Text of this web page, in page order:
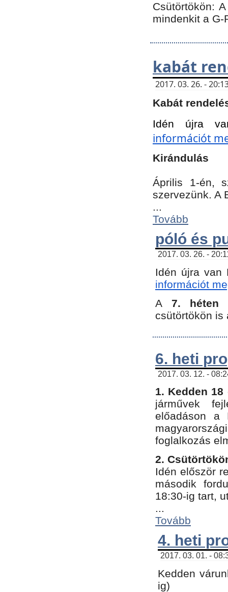
Csütörtökön:A
mindenkit a G-
kabát
2017. 03. 26. -
Kabát
Idén újra
információt
Kirándulás
Április 1-én,
szervezünk. A
...
Tovább
póló és
2017. 03. 26. -
Idén újra van
információt
A 7. héten
csütörtökön is
6. heti
2017. 03. 12. -
1. Kedden 18
járművek
előadáson a
foglalkozás
2.
Idén először
második
18:30-ig tart,
...
Tovább
4. heti
2017. 03. 01. -
Kedden
ig)